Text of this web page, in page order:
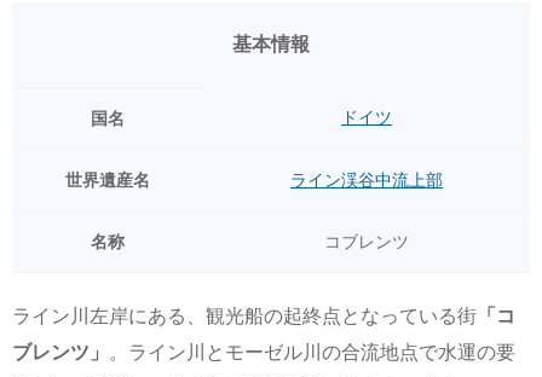
基本情報
国名 ドイツ
世界遺産名 ライン渓谷中流上部
名称 コブレンツ
ライン川左岸にある、観光船の起終点となっている街 「コ
ブレンツ」
。ライン川とモーゼル川の合流地点で水運の要